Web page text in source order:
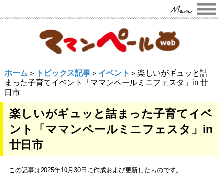
ホーム ＞ トピックス記事＞ イベント ＞楽しいがギュッと詰
まった子育てイベント「ママンペールミニフェスタ」in 廿
日市
楽しいがギュッと詰まった子育てイベ
ント「ママンペールミニフェスタ」in
廿日市
この記事は2025年10月30日に作成および更新したものです。